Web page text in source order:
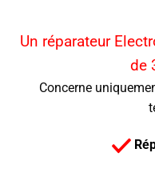
Un réparateur
de
Concerne